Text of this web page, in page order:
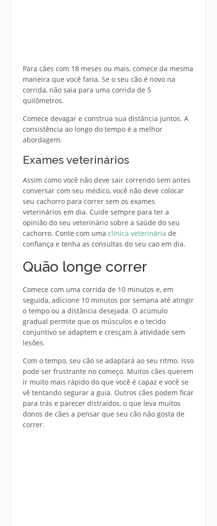
Para cães com 18 meses ou mais, comece da mesma
maneira que você faria. Se o seu cão é novo na
corrida, não saia para uma corrida de 5
quilômetros.
Comece devagar e construa sua distância juntos. A
consistência ao longo do tempo é a melhor
abordagem.
Exames veterinários
Assim como você não deve sair correndo sem antes
conversar com seu médico, você não deve colocar
seu cachorro para correr sem os exames
veterinários em dia. Cuide sempre para ter a
opinião do seu veterinário sobre a saúde do seu
cachorro. Conte com uma clínica veterinária de
confiança e tenha as consultas do seu cao em dia.
Quão longe correr
Comece com uma corrida de 10 minutos e, em
seguida, adicione 10 minutos por semana até atingir
o tempo ou a distância desejada. O acúmulo
gradual permite que os músculos e o tecido
conjuntivo se adaptem e cresçam à atividade sem
lesões.
Com o tempo, seu cão se adaptará ao seu ritmo. Isso
pode ser frustrante no começo. Muitos cães querem
ir muito mais rápido do que você é capaz e você se
vê tentando segurar a guia. Outros cães podem ficar
para trás e parecer distraídos, o que leva muitos
donos de cães a pensar que seu cão não gosta de
correr.